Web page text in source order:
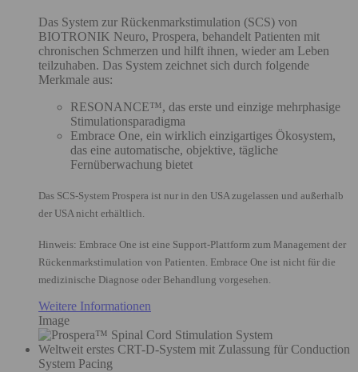
Das System zur Rückenmarkstimulation (SCS) von
BIOTRONIK Neuro, Prospera, behandelt Patienten mit
chronischen Schmerzen und hilft ihnen, wieder am Leben
teilzuhaben. Das System zeichnet sich durch folgende
Merkmale aus:
RESONANCE™, das erste und einzige mehrphasige
Stimulationsparadigma
Embrace One, ein wirklich einzigartiges Ökosystem,
das eine automatische, objektive, tägliche
Fernüberwachung bietet
Das SCS-System Prospera ist nur in den USA zugelassen und außerhalb
der USA nicht erhältlich.
Hinweis: Embrace One ist eine Support-Plattform zum Management der
Rückenmarkstimulation von Patienten. Embrace One ist nicht für die
medizinische Diagnose oder Behandlung vorgesehen.
Weitere Informationen
Image
Weltweit erstes CRT-D-System mit Zulassung für Conduction
System Pacing